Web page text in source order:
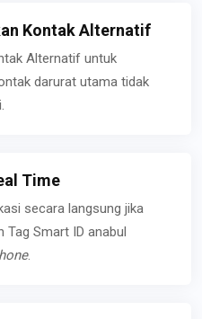
Kontak Alternatif
Alternatif untuk
darurat utama tidak
Time
secara langsung jika
Tag Smart ID anabul
.